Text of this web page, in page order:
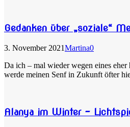
Gedanken über „soziale“
3. November 2021Martina0
Da ich – mal wieder wegen eines
werde meinen Senf in Zukunft öfter
Alanya im Winter –